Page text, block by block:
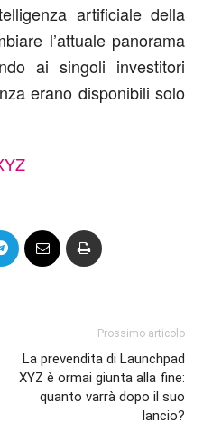
artificiale della
l’attuale panorama
ai singoli investitori
erano disponibili solo
Prossimo articolo
La prevendita di Launchpad
XYZ è ormai giunta alla fine:
quanto varrà dopo il suo
lancio?